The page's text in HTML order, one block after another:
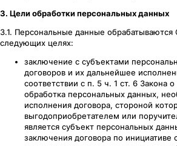
3. Цели обработки персональных данных
3.1. Персональные данные обрабатываются
следующих целях:
заключение с субъектами
договоров и их дальнейшее
соответствии с п. 5 ч. 1 ст. 6 Закона
обработка персональных данных,
исполнения договора, стороной
выгодоприобретателем или
является субъект персональных
заключения договора по инициативе